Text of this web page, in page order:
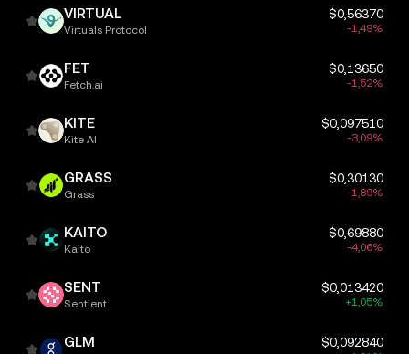
VIRTUAL
Virtuals Protocol
$0,56370
-1,49%
FET
Fetch.ai
$0,13650
-1,52%
KITE
Kite AI
$0,097510
-3,09%
GRASS
Grass
$0,30130
-1,89%
KAITO
Kaito
$0,69880
-4,06%
SENT
Sentient
$0,013420
+1,05%
GLM $0,092840